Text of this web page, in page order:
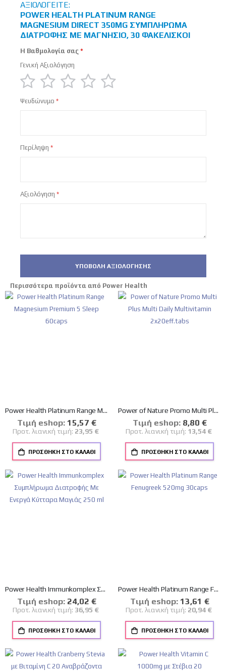
ΑΞΙΟΛΟΓΕΊΤΕ:
POWER HEALTH PLATINUM RANGE
MAGNESIUM DIRECT 350MG ΣΥΜΠΛΉΡΩΜΑ
ΔΙΑΤΡΟΦΉΣ ΜΕ ΜΑΓΝΉΣΙΟ, 30 ΦΑΚΕΛΊΣΚΟΙ
Η Βαθμολογία σας
Γενική Αξιολόγηση
star
stars
stars
stars
stars
Ψευδώνυμο
Περίληψη
Αξιολόγηση
ΥΠΟΒΟΛΉ ΑΞΙΟΛΌΓΗΣΗΣ
Περισσότερα προϊόντα από Power Health
Power Health Platinum Range Magnesium Premium 5 Sleep 60caps
Tιμή eshop: Ειδική
Τιμή
15,57 €
Προτ. λιανική τιμή: 23,95 €
ΠΡΟΣΘΉΚΗ ΣΤΟ ΚΑΛΆΘΙ
Power of Nature Promo Multi Plus Multi Daily Multivitamin 2x20eff.tabs
Tιμή eshop: Ειδική
Τιμή
8,80 €
Προτ. λιανική τιμή: 13,54 €
ΠΡΟΣΘΉΚΗ ΣΤΟ ΚΑΛΆΘΙ
Power Health Immunkomplex Συμπλήρωμα Διατροφής Με Ενεργά Κύτταρα Μαγιάς 250 ml
Tιμή eshop: Ειδική
Τιμή
24,02 €
Προτ. λιανική τιμή: 36,95 €
ΠΡΟΣΘΉΚΗ ΣΤΟ ΚΑΛΆΘΙ
Power Health Platinum Range Fenugreek 520mg 30caps
Tιμή eshop: Ειδική
Τιμή
13,61 €
Προτ. λιανική τιμή: 20,94 €
ΠΡΟΣΘΉΚΗ ΣΤΟ ΚΑΛΆΘΙ